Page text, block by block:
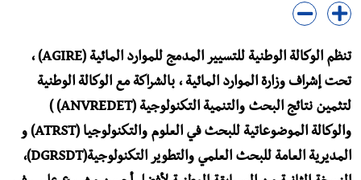
تنظم الوكالة الوطنية للتسيير المدمج للموارد المائية (AGIRE) ،
تحت إشراف وزارة الموارد المائية ، بالشراكة مع الوكالة الوطنية
لتثمين نتائج البحث والتنمية التكنولوجية (ANVREDET) )
والوكالة الموضوعاتية للبحث في العلوم والتكنولوجيا (ATRST) و
المديرية العامة للبحث العلمي والتطوير التكنولوجية(DGRSDT)،